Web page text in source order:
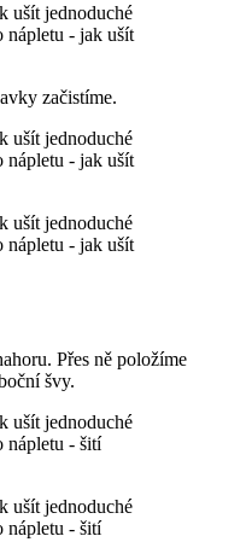
začistíme.
Přes ně položíme
švy.